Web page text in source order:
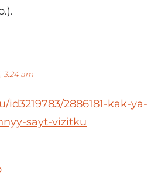
3:24 am
id3219783/2886181-kak-ya-
sayt-vizitku